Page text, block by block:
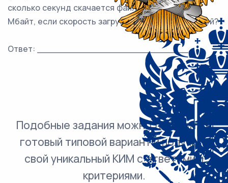
сколько секунд скачается файл размером 120
Мбайт, если скорость загрузки останется прежней?
Ответ: ___________________________.
Подобные задания можно добавить в
готовый типовой вариант и получить
свой уникальный КИМ с ответами и
критериями.